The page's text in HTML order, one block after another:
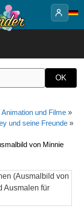
und Filme »
und seine Freunde »
von Minnie